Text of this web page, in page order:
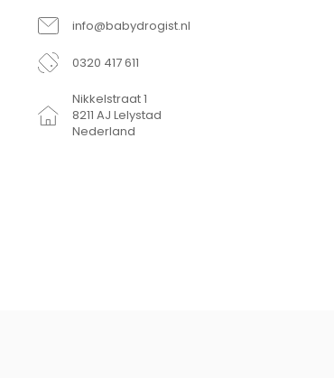
info@babydrogist.nl
0320 417 611
Nikkelstraat 1
8211 AJ Lelystad
Nederland